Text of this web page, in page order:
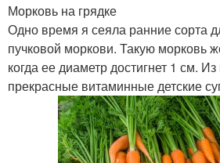
Морковь на грядке
Одно время я сеяла ранние сорта
пучковой моркови. Такую морковь
когда ее диаметр достигнет 1 см.
прекрасные витаминные детские